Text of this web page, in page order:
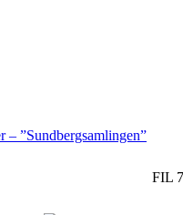
– ”Sundbergsamlingen”
FIL